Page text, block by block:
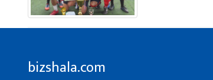
bizshala.com